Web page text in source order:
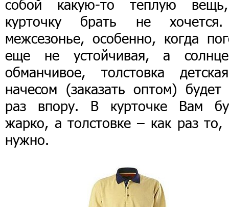
собой какую-то теплую
курточку брать не
межсезонье, особенно, когда
еще не устойчивая, а
обманчивое, толстовка
начесом (заказать оптом) будет
раз впору. В курточке Вам
жарко, а толстовке – как раз то,
нужно.